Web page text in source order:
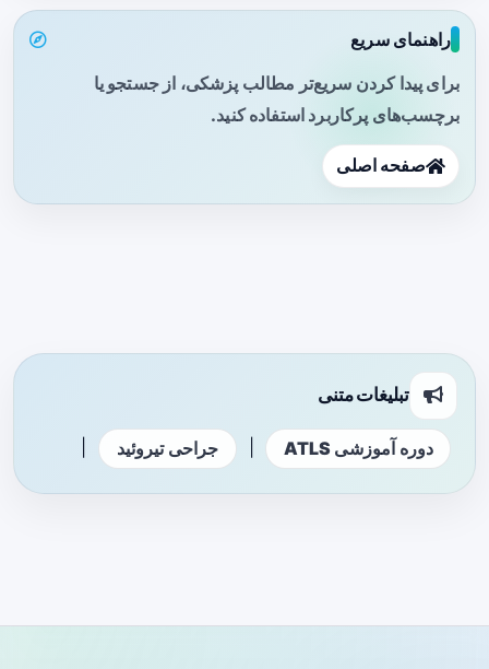
راهنمای سریع
برای پیدا کردن سریع‌تر مطالب پزشکی، از جستجو یا
برچسب‌های پرکاربرد استفاده کنید.
صفحه اصلی
تبلیغات متنی
دوره آموزشی ATLS جراحی تیروئید